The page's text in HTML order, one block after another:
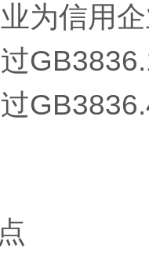
为信用